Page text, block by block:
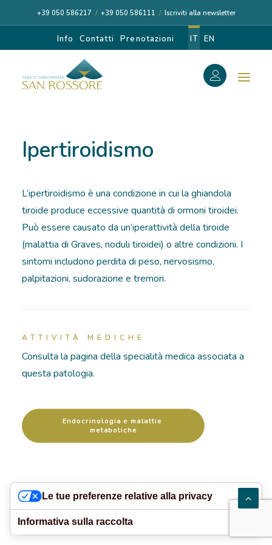
+39 050 586217 / +39 050 586111 / Iscriviti alla newsletter
Info Contatti Prenotazioni IT EN
for:
CASA DI CURA
DIAGNOSI E CURA
NEWS
Ipertiroidismo
L’ipertiroidismo è una condizione in cui la ghiandola
tiroide produce eccessive quantità di ormoni tiroidei.
Può essere causato da un’iperattività della tiroide
(malattia di Graves, noduli tiroidei) o altre condizioni. I
sintomi includono perdita di peso, nervosismo,
palpitazioni, sudorazione e tremori.
ATTIVITÀ MEDICHE
Consulta la pagina della specialità medica associata a
questa patologia.
Endocrinologia e malattie
metaboliche
Le tue preferenze relative alla privacy
Informativa sulla raccolta